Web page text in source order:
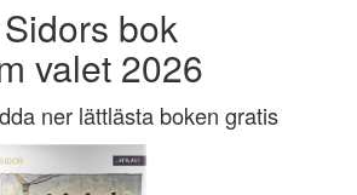
bok
valet 2026
ner lättlästa boken gratis